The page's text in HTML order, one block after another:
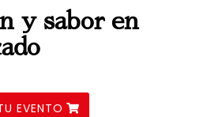
y sabor en
EVENTO